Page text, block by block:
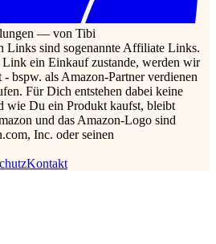
— von Tibi
Links sind sogenannte Affiliate Links.
ein Einkauf zustande, werden wir
bspw. als Amazon-Partner verdienen
Für Dich entstehen dabei keine
wie Du ein Produkt kaufst, bleibt
und das Amazon-Logo sind
Inc. oder seinen
Kontakt